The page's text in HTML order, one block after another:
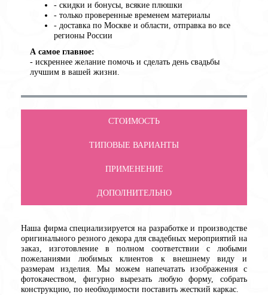
- cкидки и бонусы, всякие плюшки
- только проверенные временем материалы
- доставка по Москве и области, отправка во все
регионы России
А самое главное:
- искреннее желание помочь и сделать день свадьбы
лучшим в вашей жизни.
СТОИМОСТЬ
ТИПОВЫЕ ВАРИАНТЫ
ПРИМЕНЕНИЕ
ДОПОЛНИТЕЛЬНО
Наша фирма специализируется на разработке и производстве
оригинального резного декора для свадебных мероприятий на
заказ, изготовление в полном соответствии с любыми
пожеланиями любимых клиентов к внешнему виду и
размерам изделия. Мы можем напечатать изображения с
фотокачеством, фигурно вырезать любую форму, собрать
конструкцию, по необходимости поставить жесткий каркас.